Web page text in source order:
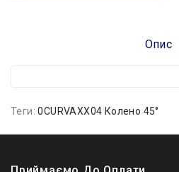
Опис
Теги:0CURVAXX04 Колено 45°